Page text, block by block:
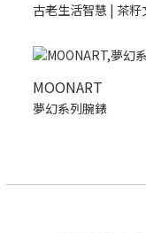
古老生活智慧 | 茶籽
MOONART
夢幻系列腕錶